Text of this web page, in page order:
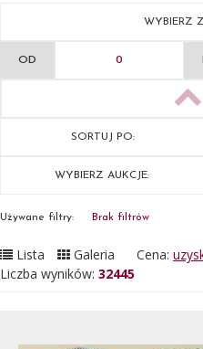
WYBIERZ
OD
SORTUJ PO:
WYBIERZ AUKCJE:
Używane filtry: Brak filtrów
Lista Galeria Cena:
Liczba wyników: 32445